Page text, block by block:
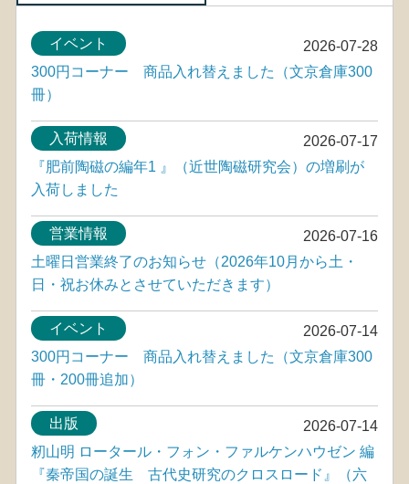
2026-07-28
イベント
300円コーナー 商品入れ替えました（文京倉庫300
冊）
2026-07-17
入荷情報
『肥前陶磁の編年1 』（近世陶磁研究会）の増刷が
入荷しました
2026-07-16
営業情報
土曜日営業終了のお知らせ（2026年10月から土・
日・祝お休みとさせていただきます）
2026-07-14
イベント
300円コーナー 商品入れ替えました（文京倉庫300
冊・200冊追加）
2026-07-14
出版
籾山明 ロータール・フォン・ファルケンハウゼン 編
『秦帝国の誕生 古代史研究のクロスロード』（六